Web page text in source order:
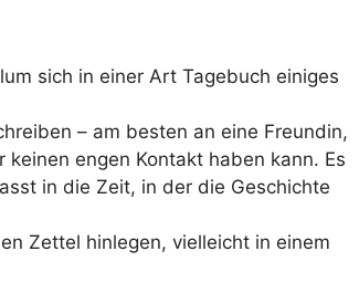
sich in einer Art Tagebuch einiges
– am besten an eine Freundin,
engen Kontakt haben kann. Es
in die Zeit, in der die Geschichte
Zettel hinlegen, vielleicht in einem